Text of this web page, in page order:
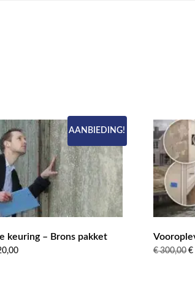
AANBIEDING!
keuring – Brons pakket
Prijsklasse:
€300,00 €